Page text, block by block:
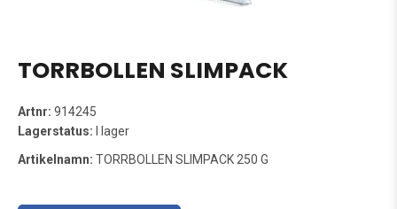
TORRBOLLEN SLIMPACK
Artnr: 914245
Lagerstatus: I lager
Artikelnamn: TORRBOLLEN SLIMPACK 250 G